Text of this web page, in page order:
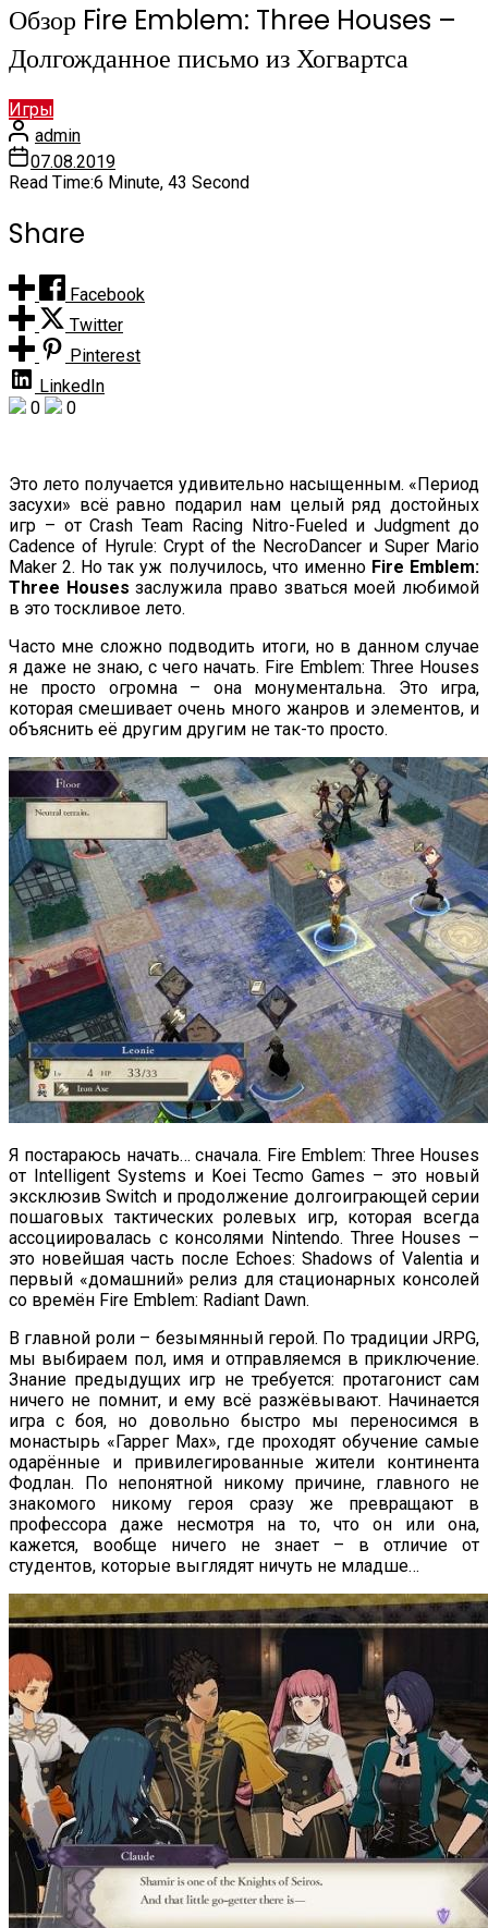
Обзор Fire Emblem: Three Houses –
Долгожданное письмо из Хогвартса
Игры
admin
07.08.2019
Read Time:6 Minute, 43 Second
Share
Facebook
Twitter
Pinterest
LinkedIn
0
0
Это лето получается удивительно насыщенным. «Период
засухи» всё равно подарил нам целый ряд достойных
игр – от Crash Team Racing Nitro-Fueled и Judgment до
Cadence of Hyrule: Crypt of the NecroDancer и Super Mario
Maker 2. Но так уж получилось, что именно Fire Emblem:
Three Houses заслужила право зваться моей любимой
в это тоскливое лето.
Часто мне сложно подводить итоги, но в данном случае
я даже не знаю, с чего начать. Fire Emblem: Three Houses
не просто огромна – она монументальна. Это игра,
которая смешивает очень много жанров и элементов, и
объяснить её другим другим не так-то просто.
Я постараюсь начать… сначала. Fire Emblem: Three Houses
от Intelligent Systems и Koei Tecmo Games – это новый
эксклюзив Switch и продолжение долгоиграющей серии
пошаговых тактических ролевых игр, которая всегда
ассоциировалась с консолями Nintendo. Three Houses –
это новейшая часть после Echoes: Shadows of Valentia и
первый «домашний» релиз для стационарных консолей
со времён Fire Emblem: Radiant Dawn.
В главной роли – безымянный герой. По традиции JRPG,
мы выбираем пол, имя и отправляемся в приключение.
Знание предыдущих игр не требуется: протагонист сам
ничего не помнит, и ему всё разжёвывают. Начинается
игра с боя, но довольно быстро мы переносимся в
монастырь «Гаррег Мах», где проходят обучение самые
одарённые и привилегированные жители континента
Фодлан. По непонятной никому причине, главного не
знакомого никому героя сразу же превращают в
профессора даже несмотря на то, что он или она,
кажется, вообще ничего не знает – в отличие от
студентов, которые выглядят ничуть не младше…